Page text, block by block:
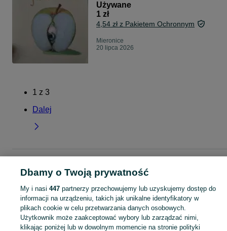
Używane
1 zł
4,54 zł z Pakietem Ochronnym
Mieronice
20 lipca 2026
1 z 3
Dalej
Świętokrzyskie
Literatura - Mieronice
KATEGORIA
Zobacz
Dbamy o Twoją prywatność
My i nasi 447partnerzy przechowujemy lub uzyskujemy dostęp do
informacji na urządzeniu, takich jak unikalne identyfikatory w
plikach cookie w celu przetwarzania danych osobowych.
Użytkownik może zaakceptować wybory lub zarządzać nimi,
klikając poniżej lub w dowolnym momencie na stronie polityki